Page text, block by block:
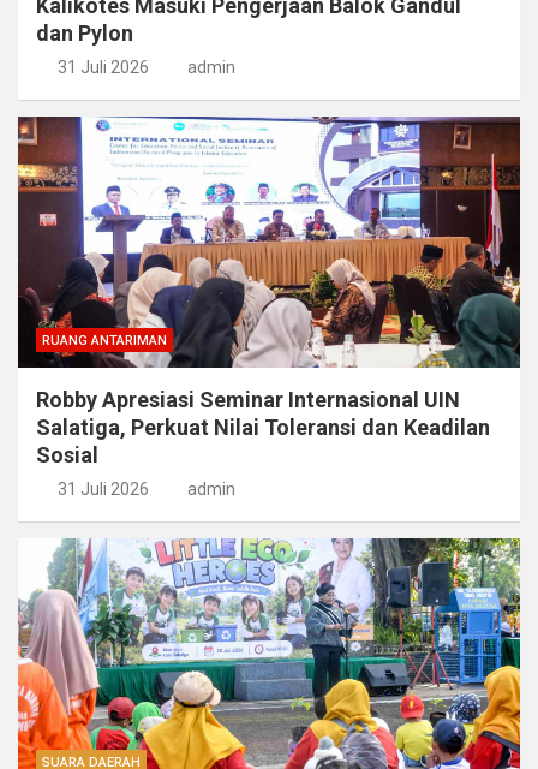
Kalikotes Masuki Pengerjaan Balok Gandul
dan Pylon
31 Juli 2026 admin
RUANG ANTARIMAN
Robby Apresiasi Seminar Internasional UIN
Salatiga, Perkuat Nilai Toleransi dan Keadilan
Sosial
31 Juli 2026 admin
SUARA DAERAH